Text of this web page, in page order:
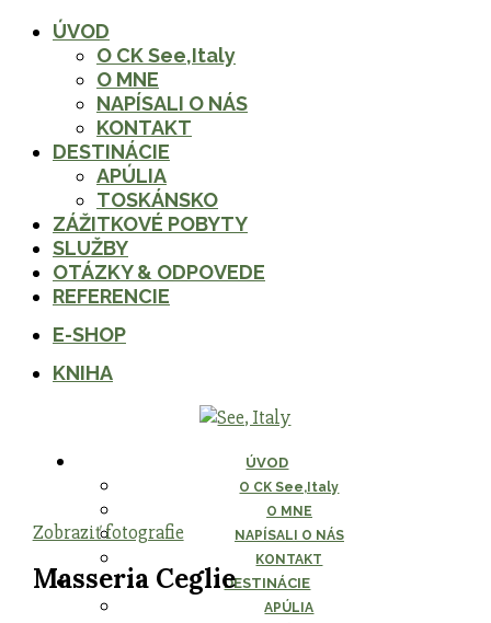
ÚVOD
O CK See,Italy
O MNE
NAPÍSALI O NÁS
KONTAKT
DESTINÁCIE
APÚLIA
TOSKÁNSKO
ZÁŽITKOVÉ POBYTY
SLUŽBY
OTÁZKY & ODPOVEDE
REFERENCIE
E-SHOP
KNIHA
ÚVOD
O CK See,Italy
O MNE
NAPÍSALI O NÁS
KONTAKT
DESTINÁCIE
APÚLIA
Zobraziť fotografie
Masseria Ceglie